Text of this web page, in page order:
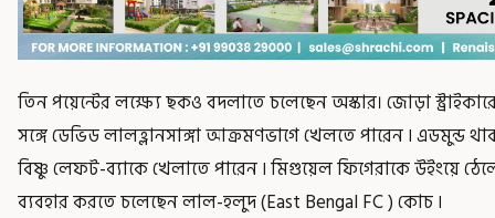
তিন পয়েন্টের লক্ষ্যে ছকও বদলাতে চলেছেন অস্কার। জোড়া
সঙ্গে ডেভিড লালহ্লানসাঙ্গা আক্রমণভাগে খেলতে পারেন ৷ এডমুন্ড
বিষ্ণু লেফট-ব্যাকে খেলাতে পারেন ৷ মিগুয়েল ফিগেরাকে উইংয়ে
ব্যবহার করতে চলেছেন লাল-হলুদ (East Bengal FC ) কোচ ৷